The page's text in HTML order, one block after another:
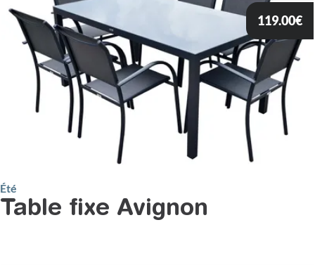
119.00€
Été
Table fixe Avignon